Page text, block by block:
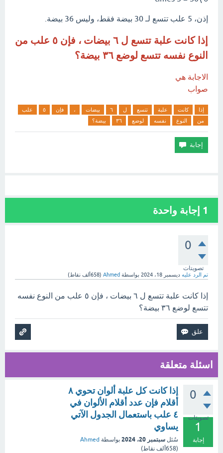
إذن، 5 علب تتسع لـ 30 بيضة فقط، وليس 36 بيضة.
إذا كانت علبة تتسع ل ٦ بيضات ، فإن ٥ علب من
النوع نفسه تتسع لوضع ٣٦ بيضة؟
الاجابة هي
صواب
إذا كانت علبة تتسع ل ٦ بيضات ، فإن ٥
علب
من
النوع نفسه لوضع ٣٦ بيضة؟
1 إجابة واحدة
0
تصويتات
تم الرد عليه ديسمبر 18، 2024 بواسطة Ahmed
(658ألف نقاط)
إذا كانت علبة تتسع ل ٦ بيضات ، فإن ٥ علب من النوع نفسه
تتسع لوضع ٣٦ بيضة؟
اسئلة متعلقة
0
تصويتات
1
إجابة
إذا كانت كل علبة ألوان تحوي ٨
أقلام فإن عدد أقلام الألوان في
٤ علب باستعمال الجدول الآتي
يساوي
سُئل سبتمبر 20، 2024 بواسطة Ahmed
(658ألف نقاط)